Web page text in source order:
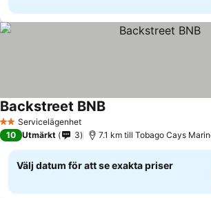
2 StjärnorServicelägenhet
Backstreet BNB
10 Utmärkt 3 7.1 km till Tobago Cays
Välj datum för att se exakta priser